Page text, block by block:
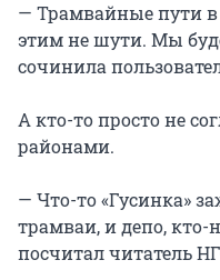
— Трамвайные пути
этим не шути. Мы
сочинила
А кто-то просто не
районами.
— Что-то «Гусинка»
трамваи, и депо, кто-
посчитал читатель